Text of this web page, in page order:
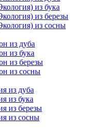
из бука
из березы
из сосны
из дуба
из бука
из березы
из сосны
из дуба
из бука
из березы
из сосны